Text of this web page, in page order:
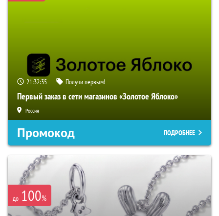
21:32:34 Получи первым!
Первый заказ в сети магазинов «Золотое Яблоко»
Россия
Промокод ПОДРОБНЕЕ
до 100%